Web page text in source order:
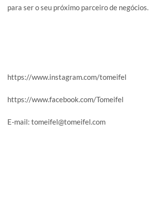
para ser o seu próximo parceiro de negócios.
https://www.instagram.com/tomeifel
https://www.facebook.com/Tomeifel
E-mail: tomeifel@tomeifel.com